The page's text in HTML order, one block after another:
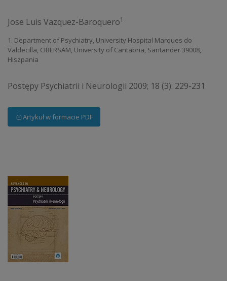
Jose Luis Vazquez-Baroquero1
1. Department of Psychiatry, University Hospital Marques do
Valdecilla, CIBERSAM, University of Cantabria, Santander 39008,
Hiszpania
Postępy Psychiatrii i Neurologii 2009; 18 (3): 229-231
Artykuł w formacie PDF